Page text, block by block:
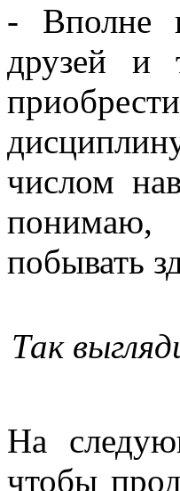
- Вполне
друзей и
числом
побывать
Так
На
чтобы